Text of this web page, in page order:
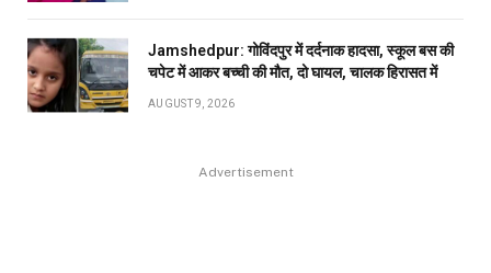
Jamshedpur: गोविंदपुर में दर्दनाक हादसा, स्कूल बस की
चपेट में आकर बच्ची की मौत, दो घायल, चालक हिरासत में
AUGUST 9, 2026
Advertisement